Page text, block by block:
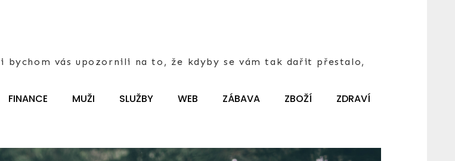
bychom vás upozornili na to, že kdyby se vám tak dařit přestalo,
FINANCE MUŽI SLUŽBY WEB ZÁBAVA ZBOŽÍ ZDRAVÍ